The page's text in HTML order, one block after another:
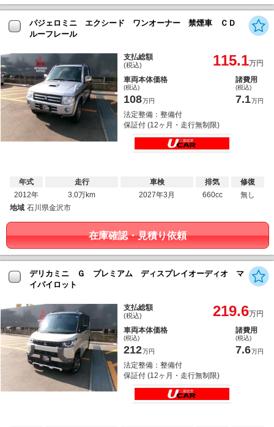
パジェロミニ エクシード ワンオーナー 禁煙車 ＣＤ
ルーフレール
支払総額
(税込) 115.1万円
車両本体価格
(税込)
108万円
諸費用
(税込)
7.1万円
法定整備：整備付
保証付 (12ヶ月・走行無制限)
年式
2012年
走行
3.0万km
車検
2027年3月
排気
660cc
修復
無し
地域 石川県金沢市
在庫確認・見積り依頼
デリカミニ Ｇ プレミアム ディスプレイオーディオ マ
イパイロット
支払総額
(税込) 219.6万円
車両本体価格
(税込)
212万円
諸費用
(税込)
7.6万円
法定整備：整備付
保証付 (12ヶ月・走行無制限)